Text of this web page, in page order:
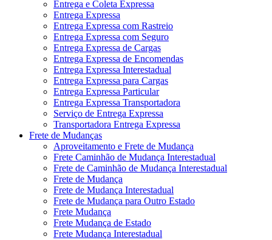
Entrega e Coleta Expressa
Entrega Expressa
Entrega Expressa com Rastreio
Entrega Expressa com Seguro
Entrega Expressa de Cargas
Entrega Expressa de Encomendas
Entrega Expressa Interestadual
Entrega Expressa para Cargas
Entrega Expressa Particular
Entrega Expressa Transportadora
Serviço de Entrega Expressa
Transportadora Entrega Expressa
Frete de Mudanças
Aproveitamento e Frete de Mudança
Frete Caminhão de Mudança Interestadual
Frete de Caminhão de Mudança Interestadual
Frete de Mudança
Frete de Mudança Interestadual
Frete de Mudança para Outro Estado
Frete Mudança
Frete Mudança de Estado
Frete Mudança Interestadual